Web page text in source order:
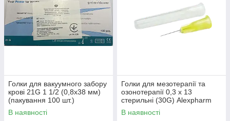
Голки для вакуумного забору
крові 21G 1 1/2 (0,8x38 мм)
(пакування 100 шт.)
В наявності
Голки для мезотерапії та
озонотерапії 0,3 х 13
стерильні (30G) Alexpharm
В наявності